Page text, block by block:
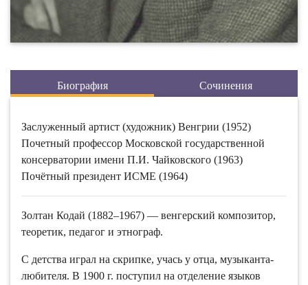
Биография Сочинения
Заслуженный артист (художник) Венгрии (1952)
Почетный профессор Московской государственной
консерватории имени П.И. Чайковского (1963)
Почётный президент ИСМЕ (1964)
Золтан Кодай (1882–1967) — венгерский композитор,
теоретик, педагог и этнограф.
С детства играл на скрипке, учась у отца, музыканта-
любителя. В 1900 г. поступил на отделение языков